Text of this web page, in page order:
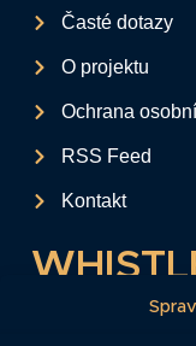
Časté dotazy
O projektu
Ochrana
RSS Feed
Kontakt
Tento